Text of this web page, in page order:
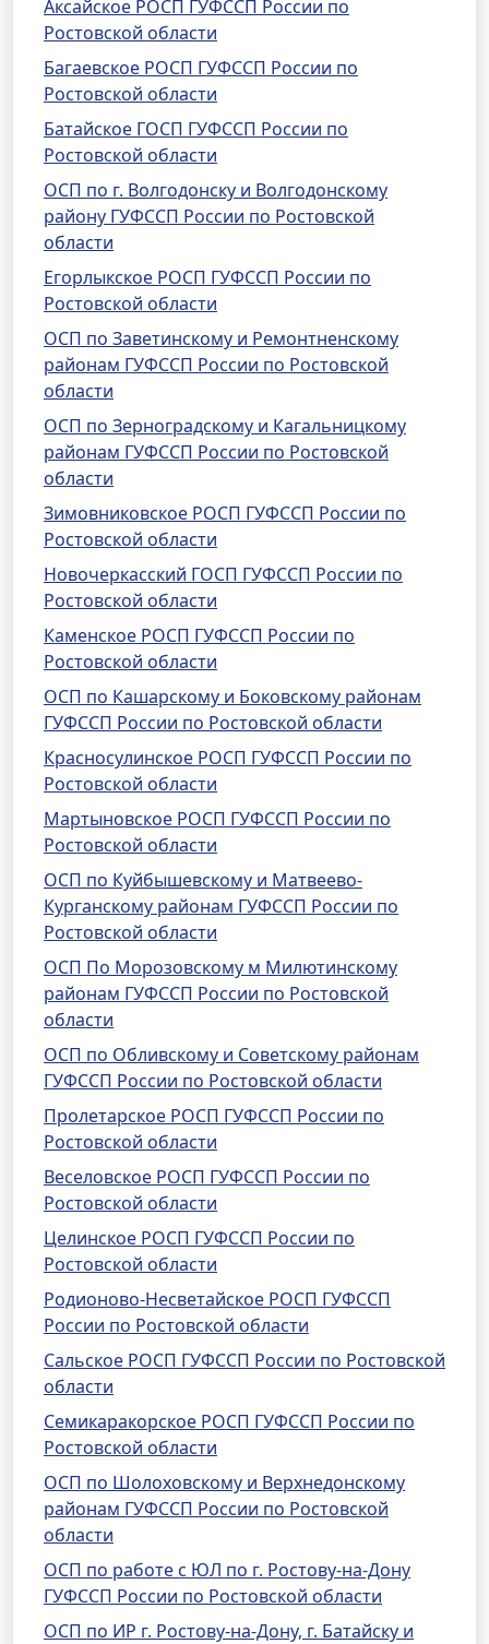
Аксайское РОСП ГУФССП России по
Ростовской области
Багаевское РОСП ГУФССП России по
Ростовской области
Батайское ГОСП ГУФССП России по
Ростовской области
ОСП по г. Волгодонску и Волгодонскому
району ГУФССП России по Ростовской
области
Егорлыкское РОСП ГУФССП России по
Ростовской области
ОСП по Заветинскому и Ремонтненскому
районам ГУФССП России по Ростовской
области
ОСП по Зерноградскому и Кагальницкому
районам ГУФССП России по Ростовской
области
Зимовниковское РОСП ГУФССП России по
Ростовской области
Новочеркасский ГОСП ГУФССП России по
Ростовской области
Каменское РОСП ГУФССП России по
Ростовской области
ОСП по Кашарскому и Боковскому районам
ГУФССП России по Ростовской области
Красносулинское РОСП ГУФССП России по
Ростовской области
Мартыновское РОСП ГУФССП России по
Ростовской области
ОСП по Куйбышевскому и Матвеево-
Курганскому районам ГУФССП России по
Ростовской области
ОСП По Морозовскому м Милютинскому
районам ГУФССП России по Ростовской
области
ОСП по Обливскому и Советскому районам
ГУФССП России по Ростовской области
Пролетарское РОСП ГУФССП России по
Ростовской области
Веселовское РОСП ГУФССП России по
Ростовской области
Целинское РОСП ГУФССП России по
Ростовской области
Родионово-Несветайское РОСП ГУФССП
России по Ростовской области
Сальское РОСП ГУФССП России по Ростовской
области
Семикаракорское РОСП ГУФССП России по
Ростовской области
ОСП по Шолоховскому и Верхнедонскому
районам ГУФССП России по Ростовской
области
ОСП по работе с ЮЛ по г. Ростову-на-Дону
ГУФССП России по Ростовской области
ОСП по ИР г. Ростову-на-Дону, г. Батайску и